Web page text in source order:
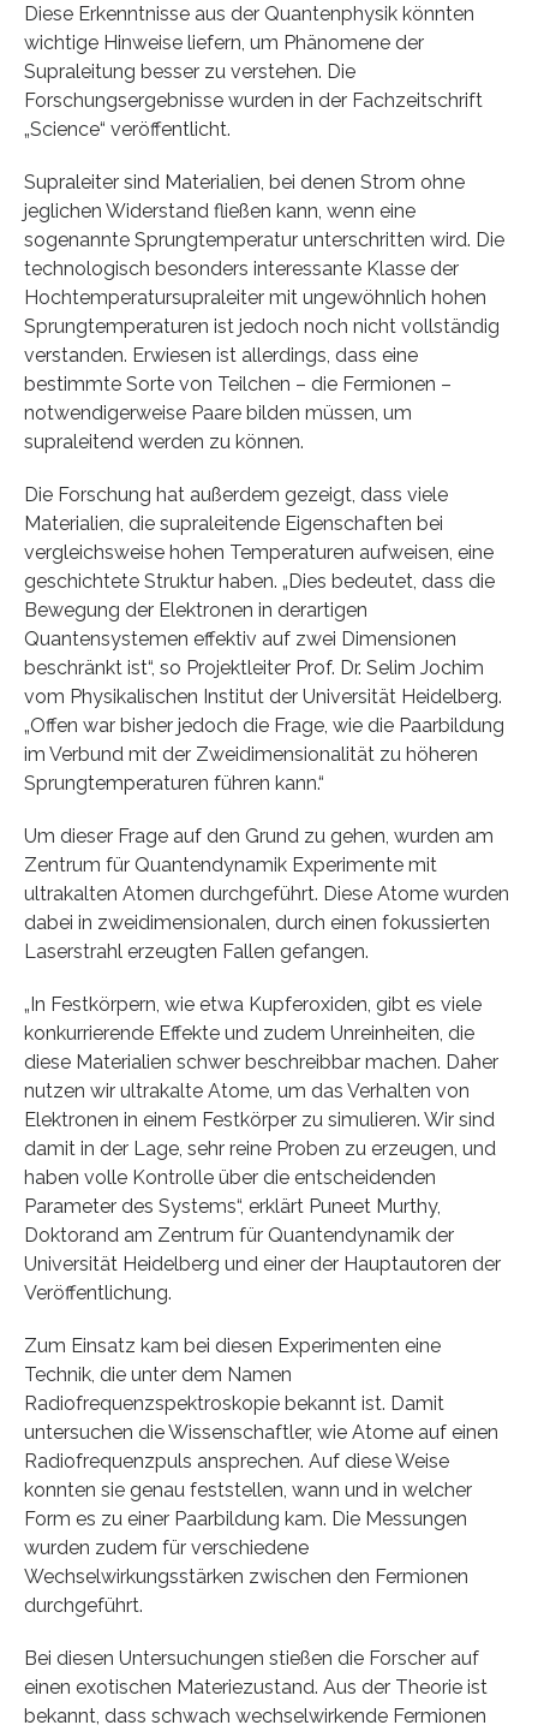
Diese Erkenntnisse aus der Quantenphysik könnten
wichtige Hinweise liefern, um Phänomene der
Supraleitung besser zu verstehen. Die
Forschungsergebnisse wurden in der Fachzeitschrift
„Science“ veröffentlicht.
Supraleiter sind Materialien, bei denen Strom ohne
jeglichen Widerstand fließen kann, wenn eine
sogenannte Sprungtemperatur unterschritten wird. Die
technologisch besonders interessante Klasse der
Hochtemperatursupraleiter mit ungewöhnlich hohen
Sprungtemperaturen ist jedoch noch nicht vollständig
verstanden. Erwiesen ist allerdings, dass eine
bestimmte Sorte von Teilchen – die Fermionen –
notwendigerweise Paare bilden müssen, um
supraleitend werden zu können.
Die Forschung hat außerdem gezeigt, dass viele
Materialien, die supraleitende Eigenschaften bei
vergleichsweise hohen Temperaturen aufweisen, eine
geschichtete Struktur haben. „Dies bedeutet, dass die
Bewegung der Elektronen in derartigen
Quantensystemen effektiv auf zwei Dimensionen
beschränkt ist“, so Projektleiter Prof. Dr. Selim Jochim
vom Physikalischen Institut der Universität Heidelberg.
„Offen war bisher jedoch die Frage, wie die Paarbildung
im Verbund mit der Zweidimensionalität zu höheren
Sprungtemperaturen führen kann.“
Um dieser Frage auf den Grund zu gehen, wurden am
Zentrum für Quantendynamik Experimente mit
ultrakalten Atomen durchgeführt. Diese Atome wurden
dabei in zweidimensionalen, durch einen fokussierten
Laserstrahl erzeugten Fallen gefangen.
„In Festkörpern, wie etwa Kupferoxiden, gibt es viele
konkurrierende Effekte und zudem Unreinheiten, die
diese Materialien schwer beschreibbar machen. Daher
nutzen wir ultrakalte Atome, um das Verhalten von
Elektronen in einem Festkörper zu simulieren. Wir sind
damit in der Lage, sehr reine Proben zu erzeugen, und
haben volle Kontrolle über die entscheidenden
Parameter des Systems“, erklärt Puneet Murthy,
Doktorand am Zentrum für Quantendynamik der
Universität Heidelberg und einer der Hauptautoren der
Veröffentlichung.
Zum Einsatz kam bei diesen Experimenten eine
Technik, die unter dem Namen
Radiofrequenzspektroskopie bekannt ist. Damit
untersuchen die Wissenschaftler, wie Atome auf einen
Radiofrequenzpuls ansprechen. Auf diese Weise
konnten sie genau feststellen, wann und in welcher
Form es zu einer Paarbildung kam. Die Messungen
wurden zudem für verschiedene
Wechselwirkungsstärken zwischen den Fermionen
durchgeführt.
Bei diesen Untersuchungen stießen die Forscher auf
einen exotischen Materiezustand. Aus der Theorie ist
bekannt, dass schwach wechselwirkende Fermionen